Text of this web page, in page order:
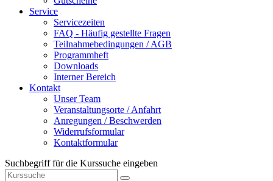
Service
Servicezeiten
FAQ - Häufig gestellte Fragen
Teilnahmebedingungen / AGB
Programmheft
Downloads
Interner Bereich
Kontakt
Unser Team
Veranstaltungsorte / Anfahrt
Anregungen / Beschwerden
Widerrufsformular
Kontaktformular
Suchbegriff für die Kurssuche eingeben